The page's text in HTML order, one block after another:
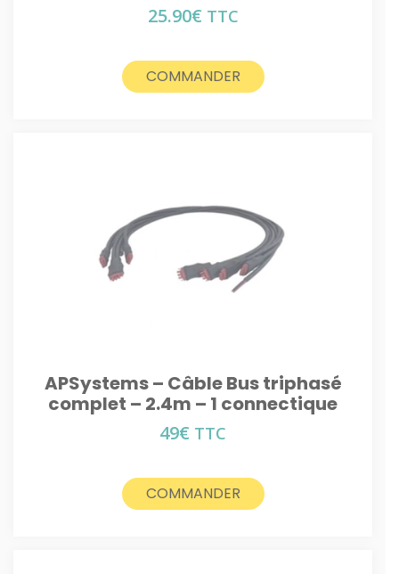
25.90€ TTC
COMMANDER
APSystems – Câble Bus triphasé
complet – 2.4m – 1 connectique
49€ TTC
COMMANDER